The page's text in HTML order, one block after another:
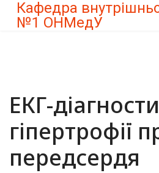
Кафедра
№1 ОНМедУ
ЕКГ-
гіпертрофії
передсердя